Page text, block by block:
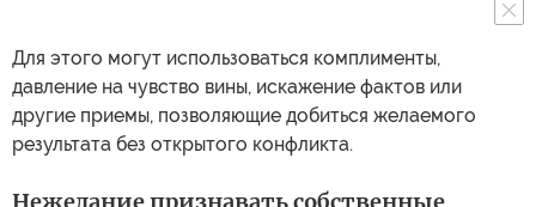
Для этого могут использоваться комплименты,
давление на чувство вины, искажение фактов или
другие приемы, позволяющие добиться желаемого
результата без открытого конфликта.
Нежелание признавать собственные